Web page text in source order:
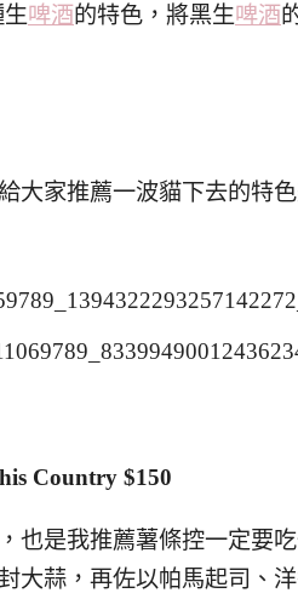
啤酒的特色，將黑生啤酒
大家推薦一波貓下去的特
Country $150
也是我推薦薯條控一定要
大蒜，再佐以帕馬起司、